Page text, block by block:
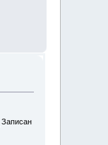
Записан